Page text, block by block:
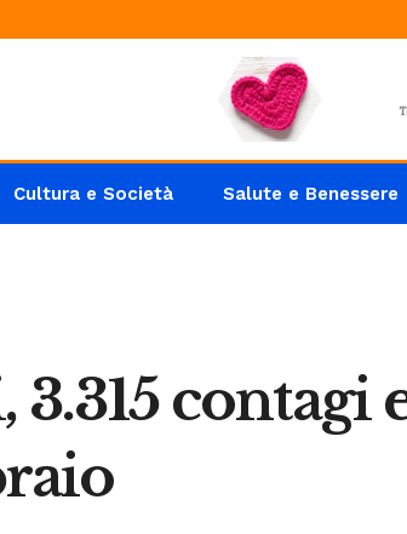
Cultura e Società Salute e Benessere
contagi